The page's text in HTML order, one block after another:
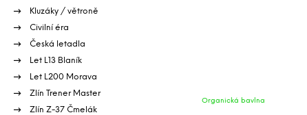
Kluzáky / větroně
Civilní éra
Česká letadla
Let L13 Blaník
Let L200 Morava
Zlín Trener Master
Zlín Z-37 Čmelák
Organická bavlna